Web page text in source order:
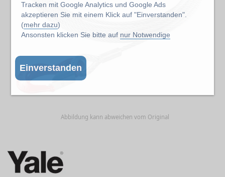
Tracken mit Google Analytics und Google Ads
akzeptieren Sie mit einem Klick auf "Einverstanden".
(mehr dazu)
Ansonsten klicken Sie bitte auf nur Notwendige
Einverstanden
Abbildung kann abweichen vom Original